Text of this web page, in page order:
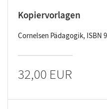
Kopiervorlagen
Cornelsen Pädagogik, ISBN
32,00 EUR